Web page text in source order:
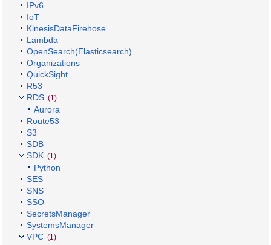
IPv6
IoT
KinesisDataFirehose
Lambda
OpenSearch(Elasticsearch)
Organizations
QuickSight
R53
RDS (1)
Aurora
Route53
S3
SDB
SDK (1)
Python
SES
SNS
SSO
SecretsManager
SystemsManager
VPC (1)